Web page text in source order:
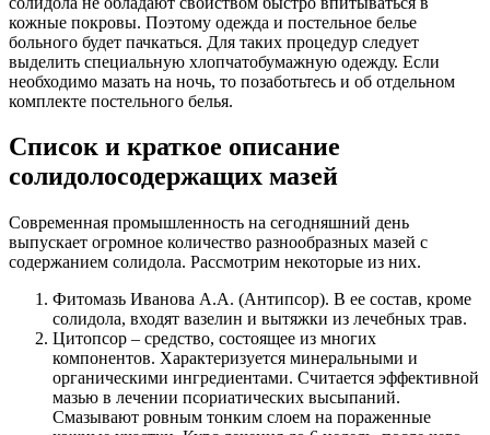
кожные покровы. Поэтому одежда и постельное белье
больного будет пачкаться. Для таких процедур следует
выделить специальную хлопчатобумажную одежду. Если
необходимо мазать на ночь, то позаботьтесь и об отдельном
комплекте постельного белья.
Список и краткое описание
солидолосодержащих мазей
Современная промышленность на сегодняшний день
выпускает огромное количество разнообразных мазей с
содержанием солидола. Рассмотрим некоторые из них.
Фитомазь Иванова А.А. (Антипсор). В ее состав, кроме
солидола, входят вазелин и вытяжки из лечебных трав.
Цитопсор – средство, состоящее из многих
компонентов. Характеризуется минеральными и
органическими ингредиентами. Считается эффективной
мазью в лечении псориатических высыпаний.
Смазывают ровным тонким слоем на пораженные